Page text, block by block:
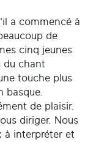
a commencé à
de
cinq jeunes
du chant
touche plus
basque.
de plaisir.
diriger. Nous
à interpréter et